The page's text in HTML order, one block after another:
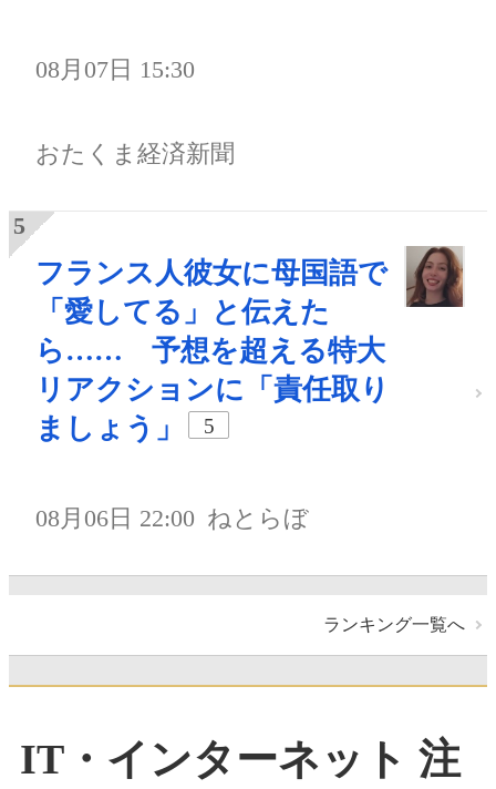
08月07日 15:30
おたくま経済新聞
フランス人彼女に母国語で
「愛してる」と伝えた
ら…… 予想を超える特大
リアクションに「責任取り
ましょう」
5
08月06日 22:00 ねとらぼ
ランキング一覧へ
IT・インターネット 注